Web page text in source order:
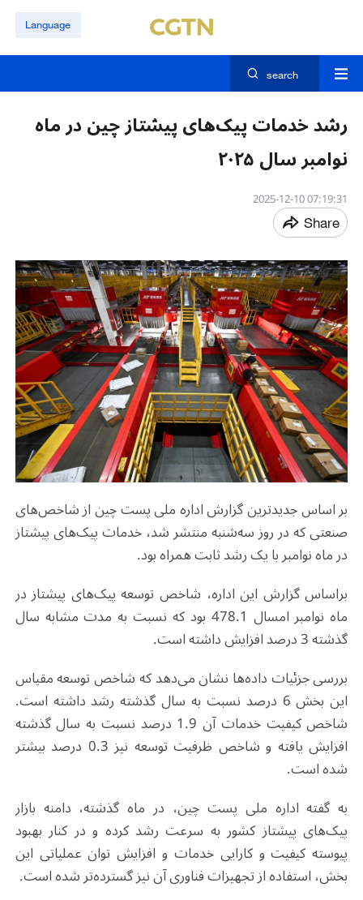
Language
search
رشد خدمات پیک‌های پیشتاز چین در ماه
نوامبر سال ۲۰۲۵
07:19:31 2025-12-10
Share
بر اساس جدیدترین گزارش اداره ملی پست چین از شاخص‌های
صنعتی که در روز سه‌شنبه منتشر شد، خدمات پیک‌های پیشتاز
در ماه نوامبر با یک رشد ثابت همراه بود.
براساس گزارش این اداره، شاخص توسعه پیک‌های پیشتاز در
ماه نوامبر امسال 478.1 بود که نسبت به مدت مشابه سال
گذشته 3 درصد افزایش داشته است.
بررسی جزئیات داده‌ها نشان می‌دهد که شاخص توسعه مقیاس‌
این بخش 6 درصد نسبت به سال گذشته رشد داشته است.
شاخص کیفیت خدمات آن 1.9 درصد نسبت به سال گذشته
افزایش یافته و شاخص ظرفیت توسعه نیز 0.3 درصد بیشتر
شده است.
به گفته اداره ملی پست چین، در ماه گذشته، دامنه بازار
پیک‌های پیشتاز کشور به سرعت رشد کرده و در کنار بهبود
پیوسته کیفیت و کارایی خدمات و افزایش توان عملیاتی این
بخش، استفاده از تجهیزات فناوری آن نیز گسترده‌تر شده است.